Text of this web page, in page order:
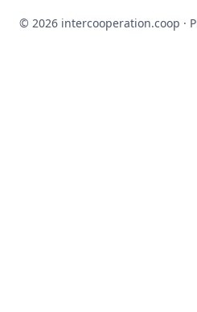
© 2026 intercooperation.coop ·